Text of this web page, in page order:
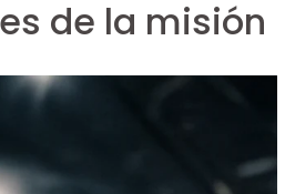
de la misión